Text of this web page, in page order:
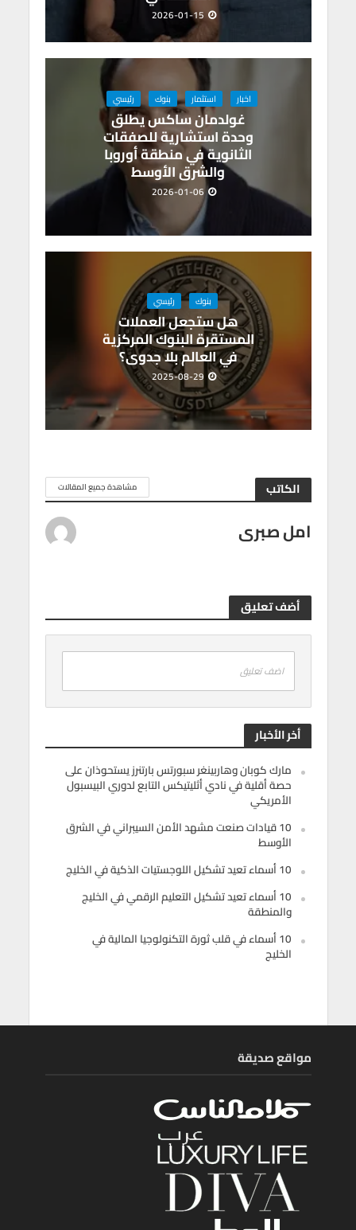
2026-01-15
اخبار استثمار بنوك رئيسي
غولدمان ساكس يطلق
وحدة استشارية للصفقات
الثانوية في منطقة أوروبا
والشرق الأوسط
2026-01-06
بنوك رئيسي
هل ستجعل العملات
المستقرة البنوك المركزية
في العالم بلا جدوى؟
2025-08-29
الكاتب مشاهدة جميع المقالات
امل صبرى
أضف تعليق
اضف تعليق
أخر الأخبار
مارك كوبان وهاربينغر سبورتس بارتنرز يستحوذان على
حصة أقلية في نادي أثليتيكس التابع لدوري البيسبول
الأمريكي
10 قيادات صنعت مشهد الأمن السيبراني في الشرق
الأوسط
10 أسماء تعيد تشكيل اللوجستيات الذكية في الخليج
10 أسماء تعيد تشكيل التعليم الرقمي في الخليج
والمنطقة
10 أسماء في قلب ثورة التكنولوجيا المالية في
الخليج
مواقع صديقة